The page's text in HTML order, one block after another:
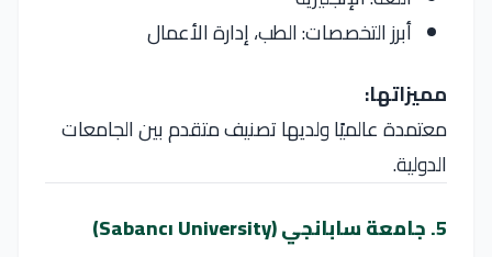
أبرز التخصصات: الطب، إدارة الأعمال
مميزاتها:
معتمدة عالميًا ولديها تصنيف متقدم بين الجامعات
الدولية.
5. جامعة سابانجي (Sabancı University)